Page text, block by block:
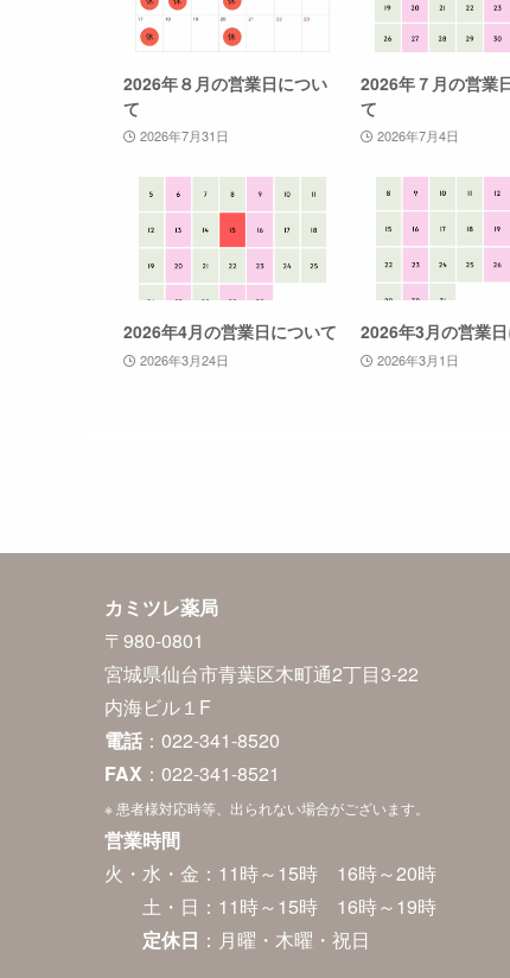
2026年８月の営業日につい
て
2026年7月31日
2026年７月の営業
て
2026年7月4日
2026年4月の営業日について
2026年3月24日
2026年3月の営業
2026年3月1日
カミツレ薬局
〒980-0801
宮城県仙台市青葉区木町通2丁目3-22
内海ビル１F
電話 ：022-341-8520
FAX ：022-341-8521
※ 患者様対応時等、出られない場合がございます。
営業時間
火・水・金：11時～15時 16時～20時
土・日：11時～15時 16時～19時
定休日 ：月曜・木曜・祝日